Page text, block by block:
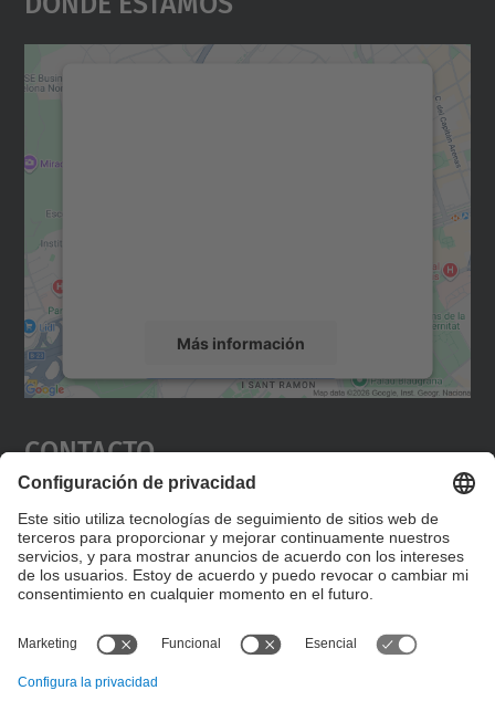
Más información
Aceptar
powered by
Contacto
Editad en la página "Contacto personalizado", que
encontraréis en la raíz de español, vuestros datos
personalizados de contacto.
Formulario de contacto